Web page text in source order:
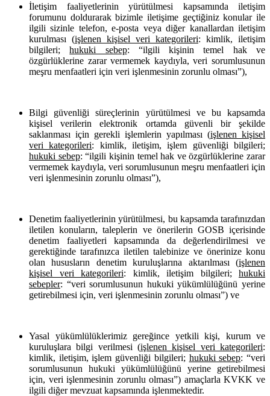
İletişim faaliyetlerinin yürütülmesi kapsamında iletişim
forumunu doldurarak bizimle iletişime geçtiğiniz konular ile
ilgili sizinle telefon, e-posta veya diğer kanallardan iletişim
kurulması (işlenen kişisel veri kategorileri: kimlik, iletişim
bilgileri;hukuki sebep: “ilgili kişinin temel hak ve
özgürlüklerine zarar vermemek kaydıyla, veri sorumlusunun
meşru menfaatleri için veri işlenmesinin zorunlu olması”),
Bilgi güvenliği süreçlerinin yürütülmesi ve bu kapsamda
kişisel verilerin elektronik ortamda güvenli bir şekilde
saklanması için gerekli işlemlerin yapılması (işlenen kişisel
veri kategorileri: kimlik, iletişim, işlem güvenliği bilgileri;
hukuki sebep: “ilgili kişinin temel hak ve özgürlüklerine zarar
vermemek kaydıyla, veri sorumlusunun meşru menfaatleri için
veri işlenmesinin zorunlu olması”),
Denetim faaliyetlerinin yürütülmesi, bu kapsamda tarafınızdan
iletilen konuların, taleplerin ve önerilerin GOSB içerisinde
denetim faaliyetleri kapsamında da değerlendirilmesi ve
gerektiğinde tarafınızca iletilen talebinize ve önerinize konu
olan hususların denetim kuruluşlarına aktarılması (işlenen
kişisel veri kategorileri: kimlik, iletişim bilgileri; hukuki
sebepler: “veri sorumlusunun hukuki yükümlülüğünü yerine
getirebilmesi için, veri işlenmesinin zorunlu olması”) ve
Yasal yükümlülüklerimiz gereğince yetkili kişi, kurum ve
kuruluşlara bilgi verilmesi (işlenen kişisel veri kategorileri:
kimlik, iletişim, işlem güvenliği bilgileri; hukuki sebep: “veri
sorumlusunun hukuki yükümlülüğünü yerine getirebilmesi
için, veri işlenmesinin zorunlu olması”) amaçlarla KVKK ve
ilgili diğer mevzuat kapsamında işlenmektedir.